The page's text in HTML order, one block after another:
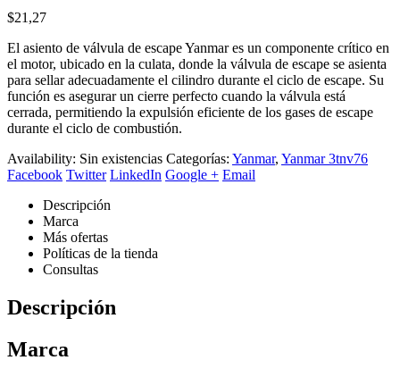
$21,27
El asiento de válvula de escape Yanmar es un componente crítico en
el motor, ubicado en la culata, donde la válvula de escape se asienta
para sellar adecuadamente el cilindro durante el ciclo de escape. Su
función es asegurar un cierre perfecto cuando la válvula está
cerrada, permitiendo la expulsión eficiente de los gases de escape
durante el ciclo de combustión.
Availability: Sin existencias Categorías: Yanmar, Yanmar 3tnv76
Facebook Twitter LinkedIn Google + Email
Descripción
Marca
Más ofertas
Políticas de la tienda
Consultas
Descripción
Marca